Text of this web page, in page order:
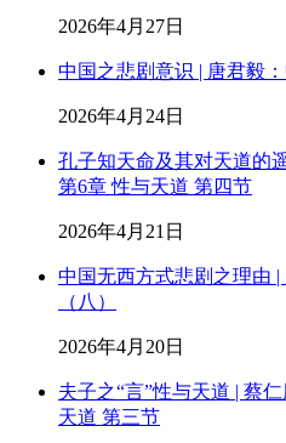
2026年4月27日
中国之悲剧意识 | 唐君毅
2026年4月24日
孔子知天命及其对天道的
第6章 性与天道 第四节
2026年4月21日
中国无西方式悲剧之理由
（八）
2026年4月20日
夫子之“言”性与天道 | 蔡
天道 第三节